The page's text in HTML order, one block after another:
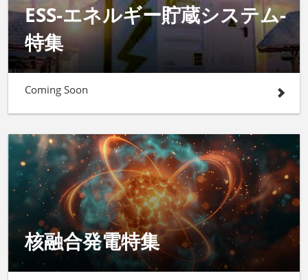
ESS-エネルギー貯蔵システム-
特集
Coming Soon
核融合発電特集